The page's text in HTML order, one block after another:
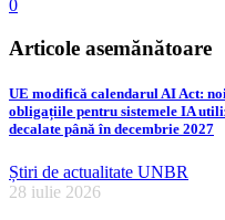
0
Articole asemănătoare
UE modifică calendarul AI Act:
obligațiile pentru sistemele IA
decalate până în decembrie 2027
Știri de actualitate UNBR
28 iulie 2026